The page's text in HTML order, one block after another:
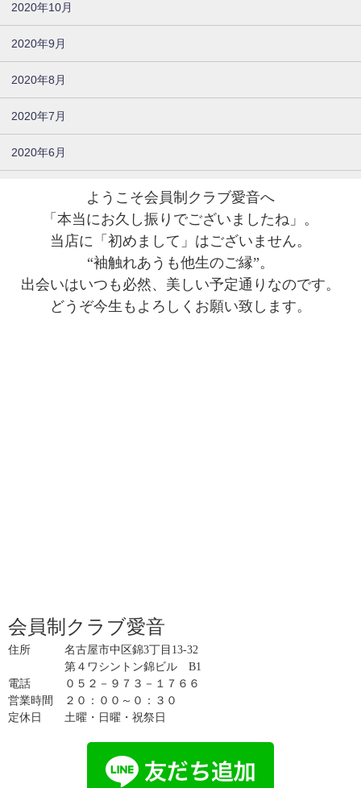
2020年10月
2020年9月
2020年8月
2020年7月
2020年6月
ようこそ会員制クラブ愛音へ
「本当にお久し振りでございましたね」。
当店に「初めまして」はございません。
“袖触れあうも他生のご縁”。
出会いはいつも必然、美しい予定通りなのです。
どうぞ今生もよろしくお願い致します。
会員制クラブ愛音
住所 名古屋市中区錦3丁目13-32
第４ワシントン錦ビル B1
電話 ０５２－９７３－１７６６
営業時間 ２０：００～０：３０
定休日 土曜・日曜・祝祭日